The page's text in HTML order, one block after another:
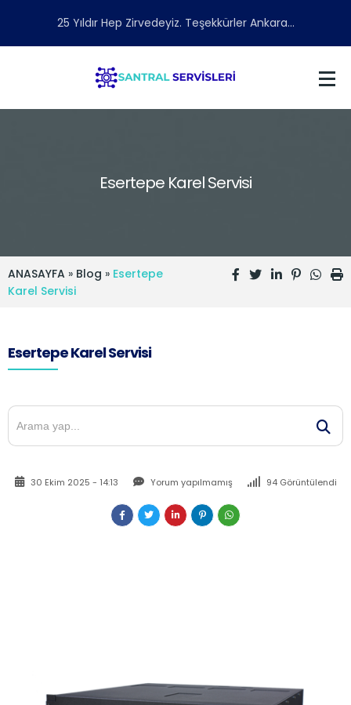
25 Yıldır Hep Zirvedeyiz. Teşekkürler Ankara...
Esertepe Karel Servisi
ANASAYFA » Blog » Esertepe
Karel Servisi
Esertepe Karel Servisi
30 Ekim 2025 - 14:13 Yorum yapılmamış 94 Görüntülendi